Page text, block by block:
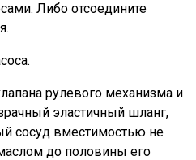
Либо отсоедините
рулевого механизма и
эластичный шланг,
сосуд вместимостью не
до половины его